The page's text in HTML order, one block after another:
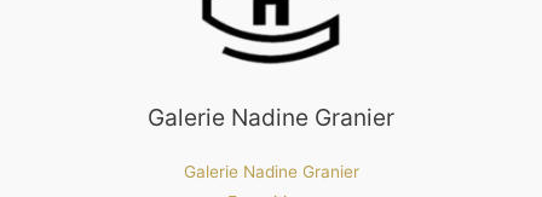
Galerie Nadine Granier
Galerie Nadine Granier